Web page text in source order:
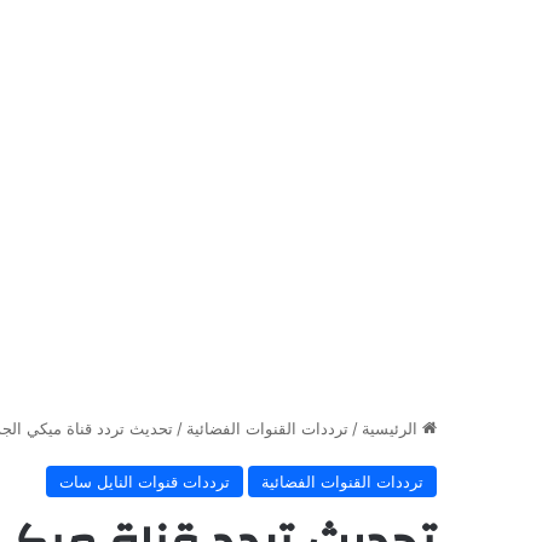
الرئيسية / ترددات القنوات الفضائية / تحديث تردد قناة ميكي الجديد
ترددات القنوات الفضائية ترددات قنوات النايل سات